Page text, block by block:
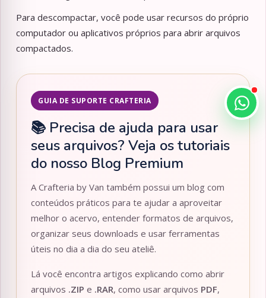
Para descompactar, você pode usar recursos do próprio
computador ou aplicativos próprios para abrir arquivos
compactados.
GUIA DE SUPORTE CRAFTERIA
📚 Precisa de ajuda para usar
seus arquivos? Veja os tutoriais
do nosso Blog Premium
A Crafteria by Van também possui um blog com
conteúdos práticos para te ajudar a aproveitar
melhor o acervo, entender formatos de arquivos,
organizar seus downloads e usar ferramentas
úteis no dia a dia do seu ateliê.
Lá você encontra artigos explicando como abrir
arquivos .ZIP e .RAR, como usar arquivos PDF,